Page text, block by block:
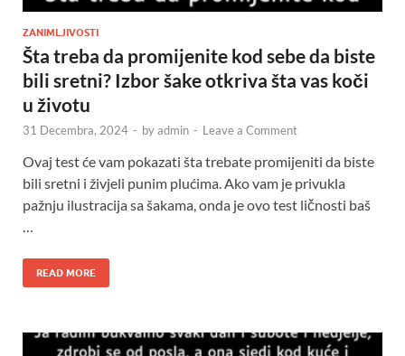
ZANIMLJIVOSTI
Šta treba da promijenite kod sebe da biste
bili sretni? Izbor šake otkriva šta vas koči
u životu
31 Decembra, 2024 - byadmin - Leave a Comment
Ovaj test će vam pokazati šta trebate promijeniti da biste
bili sretni i živjeli punim plućima. Ako vam je privukla
pažnju ilustracija sa šakama, onda je ovo test ličnosti baš
READ MORE